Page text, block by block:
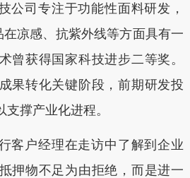
公司专注于功能性面料研发，
在凉感、抗紫外线等方面具有一
曾获得国家科技进步二等奖。
果转化关键阶段，前期研发投
撑产业化进程。
客户经理在走访中了解到企业
押物不足为由拒绝，而是进一